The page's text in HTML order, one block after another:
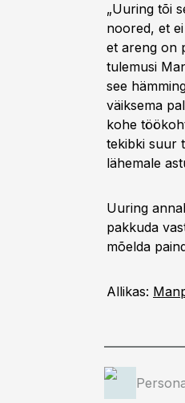
„Uuring tõi
noored, et
et areng on
tulemusi
see
väiksema
kohe
tekibki suur
lähemale
Uuring
pakkuda
mõelda
Allikas: